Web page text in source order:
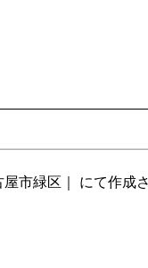
市緑区｜ にて作成